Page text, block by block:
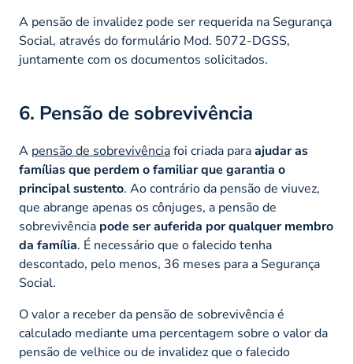
A pensão de invalidez pode ser requerida na Segurança
Social, através do formulário Mod. 5072-DGSS,
juntamente com os documentos solicitados.
6. Pensão de sobrevivência
A pensão de sobrevivênciafoi criada paraajudar as
famílias que perdem o familiar que garantia o
principal sustento. Ao contrário da pensão de viuvez,
que abrange apenas os cônjuges, a pensão de
sobrevivência pode ser auferida por qualquer membro
da família. É necessário que o falecido tenha
descontado, pelo menos, 36 meses para a Segurança
Social.
O valor a receber da pensão de sobrevivência é
calculado mediante uma percentagem sobre o valor da
pensão de velhice ou de invalidez que o falecido